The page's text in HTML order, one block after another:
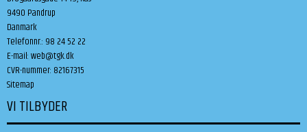
9490 Pandrup
Danmark
Telefonnr.: 98 24 52 22
E-mail:web@tgk.dk
CVR-nummer: 82167315
Sitemap
VI TILBYDER